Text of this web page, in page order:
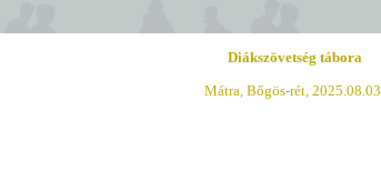
Diákszövetség tábora
Mátra, Bőgös-rét, 2025.08.03.